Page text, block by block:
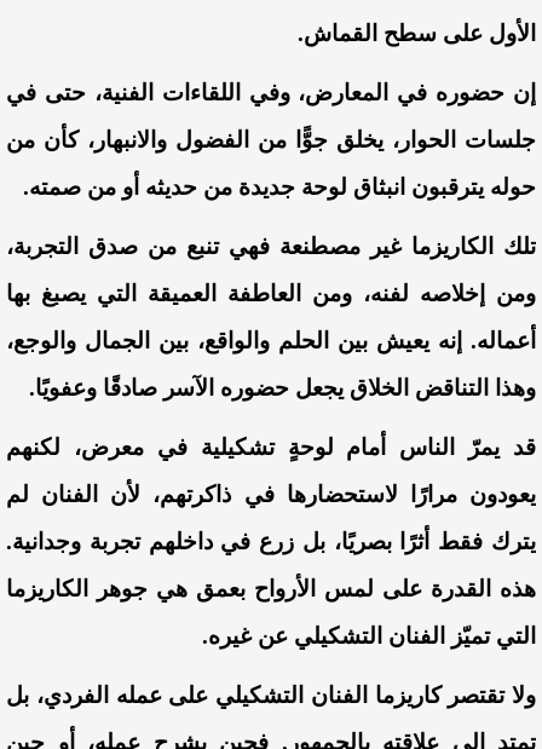
الأول على سطح القماش.
إن حضوره في المعارض، وفي اللقاءات الفنية، حتى في
جلسات الحوار، يخلق جوًّا من الفضول والانبهار، كأن من
حوله يترقبون انبثاق لوحة جديدة من حديثه أو من صمته.
تلك الكاريزما غير مصطنعة فهي تنبع من صدق التجربة،
ومن إخلاصه لفنه، ومن العاطفة العميقة التي يصبغ بها
أعماله. إنه يعيش بين الحلم والواقع، بين الجمال والوجع،
وهذا التناقض الخلاق يجعل حضوره الآسر صادقًا وعفويًا.
قد يمرّ الناس أمام لوحةٍ تشكيلية في معرض، لكنهم
يعودون مرارًا لاستحضارها في ذاكرتهم، لأن الفنان لم
يترك فقط أثرًا بصريًا، بل زرع في داخلهم تجربة وجدانية.
هذه القدرة على لمس الأرواح بعمق هي جوهر الكاريزما
التي تميّز الفنان التشكيلي عن غيره.
ولا تقتصر كاريزما الفنان التشكيلي على عمله الفردي، بل
تمتد إلى علاقته بالجمهور. فحين يشرح عمله، أو حين